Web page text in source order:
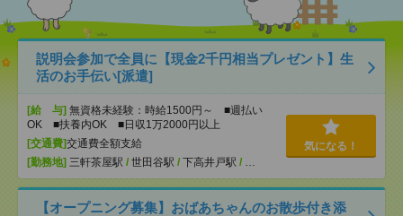
説明会参加で全員に【現金2千円相当プレゼント】生
活のお手伝い[派遣]
[給 与] 無資格未経験：時給1500円～ ■週払い
OK ■扶養内OK ■日収1万2000円以上
[交通費]交通費全額支給
[勤務地] 三軒茶屋駅 / 世田谷駅 / 下高井戸駅 / …
気になる！
【オープニング募集】おばあちゃんのお散歩付き添